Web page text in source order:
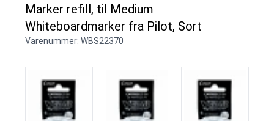
Marker refill, til Medium
Whiteboardmarker fra Pilot, Sort
Varenummer: WBS22370